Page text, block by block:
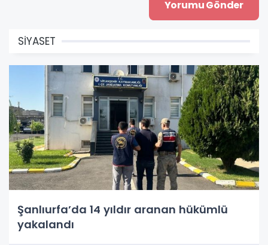
SİYASET
Şanlıurfa’da 14 yıldır aranan hükümlü
yakalandı